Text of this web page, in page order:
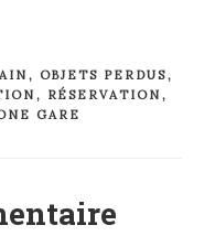
, OBJETS PERDUS,
, RÉSERVATION ,
GARE